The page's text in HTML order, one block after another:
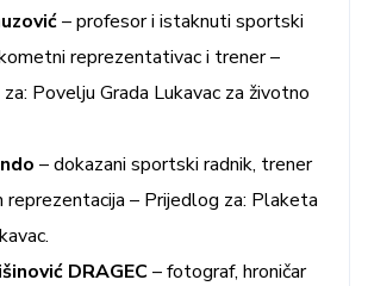
– profesor i istaknuti sportski
reprezentativac i trener –
Povelju Grada Lukavac za životno
– dokazani sportski radnik, trener
reprezentacija – Prijedlog za: Plaketa
DRAGEC– fotograf, hroničar